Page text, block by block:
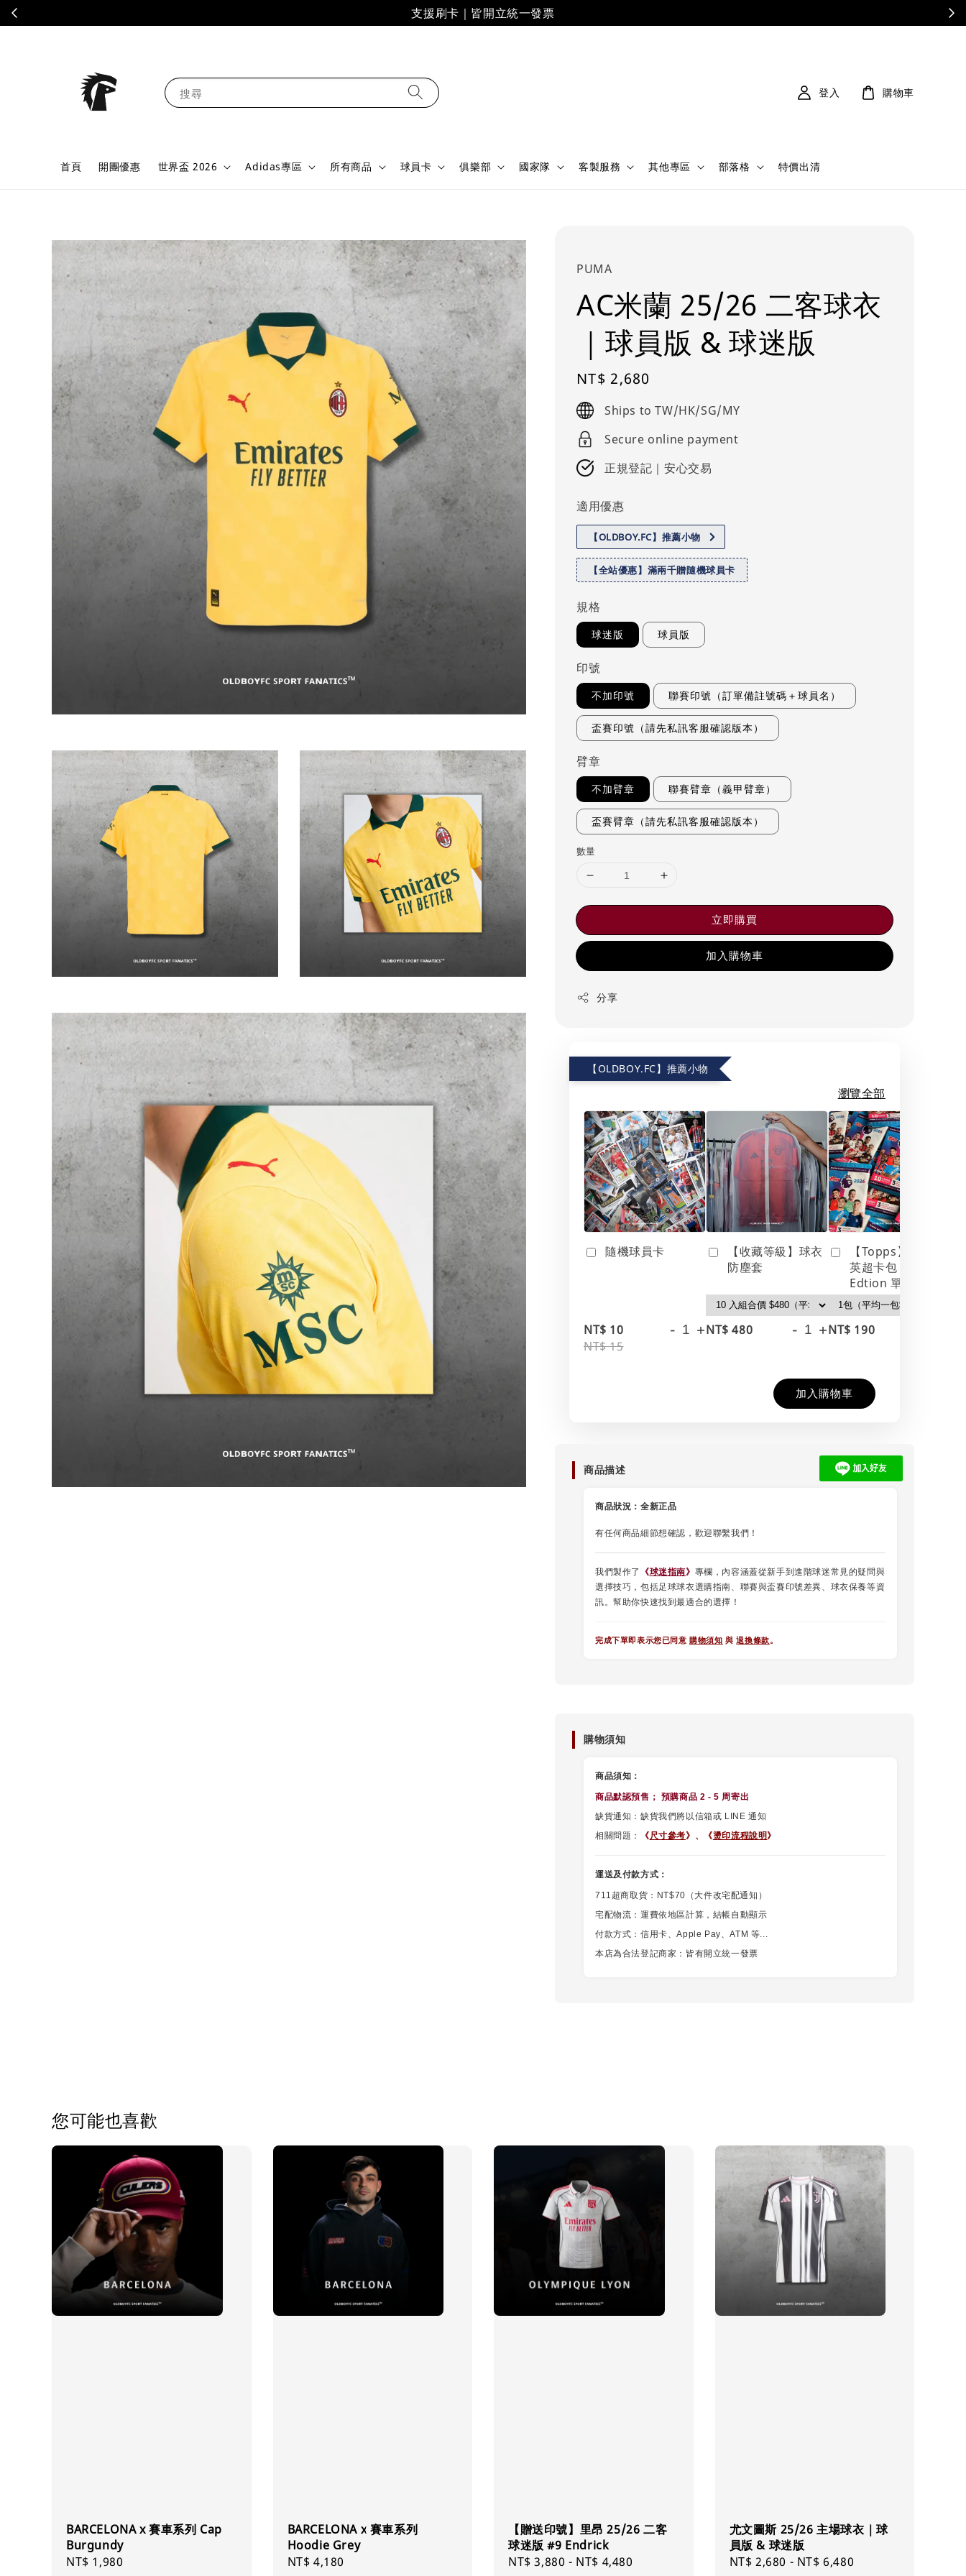
支援刷卡｜皆開立統一發票
搜尋
首頁 開團優惠 世界盃 2026 Adidas專區 所有商品 球員卡 俱樂部 國家隊 客製服務 其他專區 部落格 特價出清
登入 購物車
PUMA
AC米蘭 25/26 二客球衣
｜球員版 & 球迷版
Regular
price
NT$ 2,680
Ships to TW/HK/SG/MY
Secure online payment
正規登記｜安心交易
適用優惠
【OLDBOY.FC】推薦小物
【全站優惠】滿兩千贈隨機球員卡
規格
球迷版 球員版
印號
不加印號 聯賽印號（訂單備註號碼＋球員名）
盃賽印號（請先私訊客服確認版本）
臂章
不加臂章 聯賽臂章（義甲臂章）
盃賽臂章（請先私訊客服確認版本）
數量
立即購買
加入購物車
分享
【OLDBOY.FC】推薦小物
瀏覽全部
隨機球員卡
NT$ 10
NT$ 15
- +
【收藏等級】球衣
防塵套
NT$ 480 - +
【Topps】25/26
英超卡包 Debut
Edtion 單包
NT$ 190
加入購物車
商品描述
商品狀況： 全新正品
有任何商品細節想確認，歡迎聯繫我們！
我們製作了 《球迷指南》 專欄，內容涵蓋從新手到進階球迷常見的疑問與
選擇技巧，包括足球球衣選購指南、聯賽與盃賽印號差異、球衣保養等資
訊。幫助你快速找到最適合的選擇！
完成下單即表示您已同意 購物須知 與退換條款。
購物須知
商品須知：
商品默認預售 ； 預購商品 2 - 5 周寄出
缺貨通知：缺貨我們將以信箱或 LINE 通知
相關問題：
《尺寸參考》、 《燙印流程說明 》
運送及付款方式：
711超商取貨：NT$70（大件改宅配通知）
宅配物流：運費依地區計算，結帳自動顯示
付款方式：信用卡、Apple Pay、ATM 等...
本店為合法登記商家：皆有開立統一發票
您可能也喜歡
BARCELONA x 賽車系列 Cap
Burgundy
Regular
NT$ 1,980
BARCELONA x 賽車系列
Hoodie Grey
Regular
NT$ 4,180
【贈送印號】里昂 25/26 二客
球迷版 #9 Endrick
Regular
NT$ 3,880 - NT$ 4,480
尤文圖斯 25/26 主場球衣｜球
員版 & 球迷版
Regular
NT$ 2,680 - NT$ 6,480